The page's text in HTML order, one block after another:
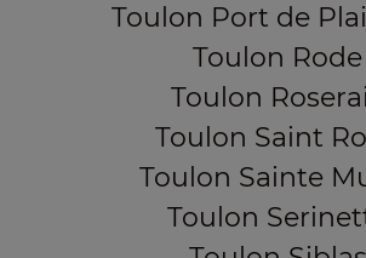
Toulon Port de
Toulon Rode
Toulon
Toulon Saint
Toulon Sainte
Toulon